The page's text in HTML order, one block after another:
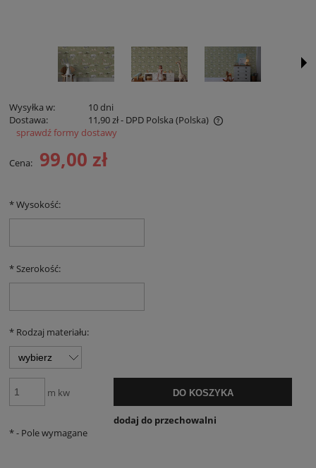
Wysyłka w:
10 dni
Dostawa:
11,90 zł- DPD Polska (Polska)
Cena nie zawiera ewentualnych kosztów płatności
sprawdź formy dostawy
Cena: 99,00 zł
*Wysokość:
* Szerokość:
* Rodzaj materiału:
m kw DO KOSZYKA
dodaj do przechowalni
*- Pole wymagane